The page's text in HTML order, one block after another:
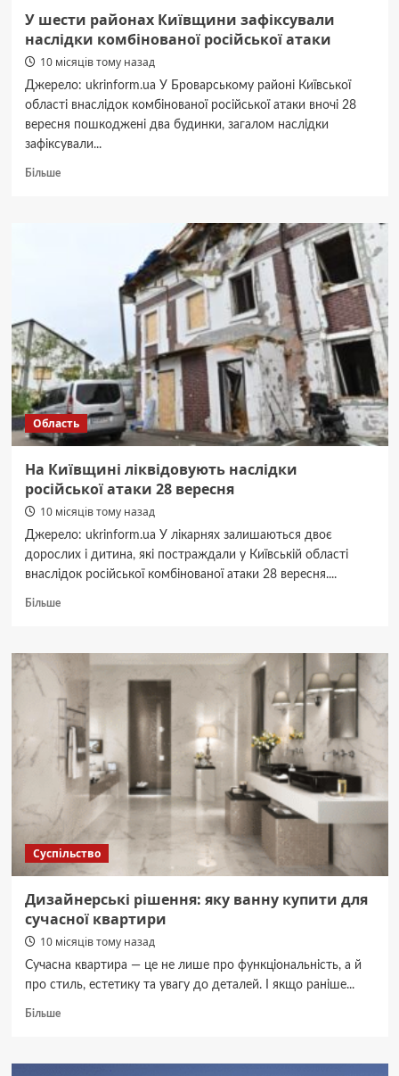
У шести районах Київщини зафіксували
наслідки комбінованої російської атаки
10 місяців тому назад
Джерело: ukrinform.ua У Броварському районі Київської
області внаслідок комбінованої російської атаки вночі 28
вересня пошкоджені два будинки, загалом наслідки
зафіксували...
БільшеДокладніше
комбінованої
атаки
Область
На Київщині ліквідовують наслідки
російської атаки 28 вересня
10 місяців тому назад
Джерело: ukrinform.ua У лікарнях залишаються двоє
дорослих і дитина, які постраждали у Київській області
внаслідок російської комбінованої атаки 28 вересня....
БільшеДокладніше
Київщині
ліквідовують
наслідки
російської
атаки
28
вересня
Суспільство
Дизайнерські рішення: яку ванну купити для
сучасної квартири
10 місяців тому назад
Сучасна квартира — це не лише про функціональність, а й
про стиль, естетику та увагу до деталей. І якщо раніше...
БільшеДокладніше
рішення: